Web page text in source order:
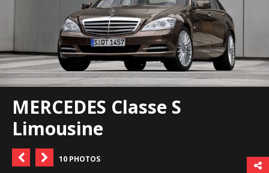
MERCEDES Classe S
Limousine
10 PHOTOS